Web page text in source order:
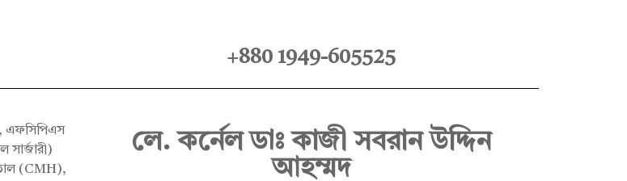
+880 1949-605525
লে. কর্নেল ডাঃ কাজী সবরান উদ্দিন
আহম্মদ